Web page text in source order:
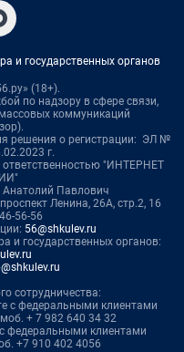
и государственных органов
(18+).
по надзору в сфере связи,
коммуникаций
решения о регистрации: ЭЛ №
г.
ответственностью "ИНТЕРНЕТ
Павлович
Ленина, 26А, стр.2, 16
56-56
56@shkulev.ru
и государственных органов:
сотрудничества:
с федеральными клиентами
+ 7 982 640 34 32
федеральными клиентами
+7 910 402 4056